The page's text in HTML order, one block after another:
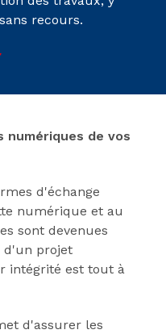
recours.
numériques de vos
d'échange
numérique et au
sont devenues
d'un projet
intégrité est tout à
d'assurer les